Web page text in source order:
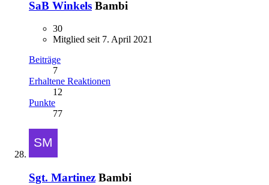
SaB Winkels Bambi
30
Mitglied seit 7. April 2021
Beiträge
7
Erhaltene Reaktionen
12
Punkte
77
Sgt. Martinez Bambi